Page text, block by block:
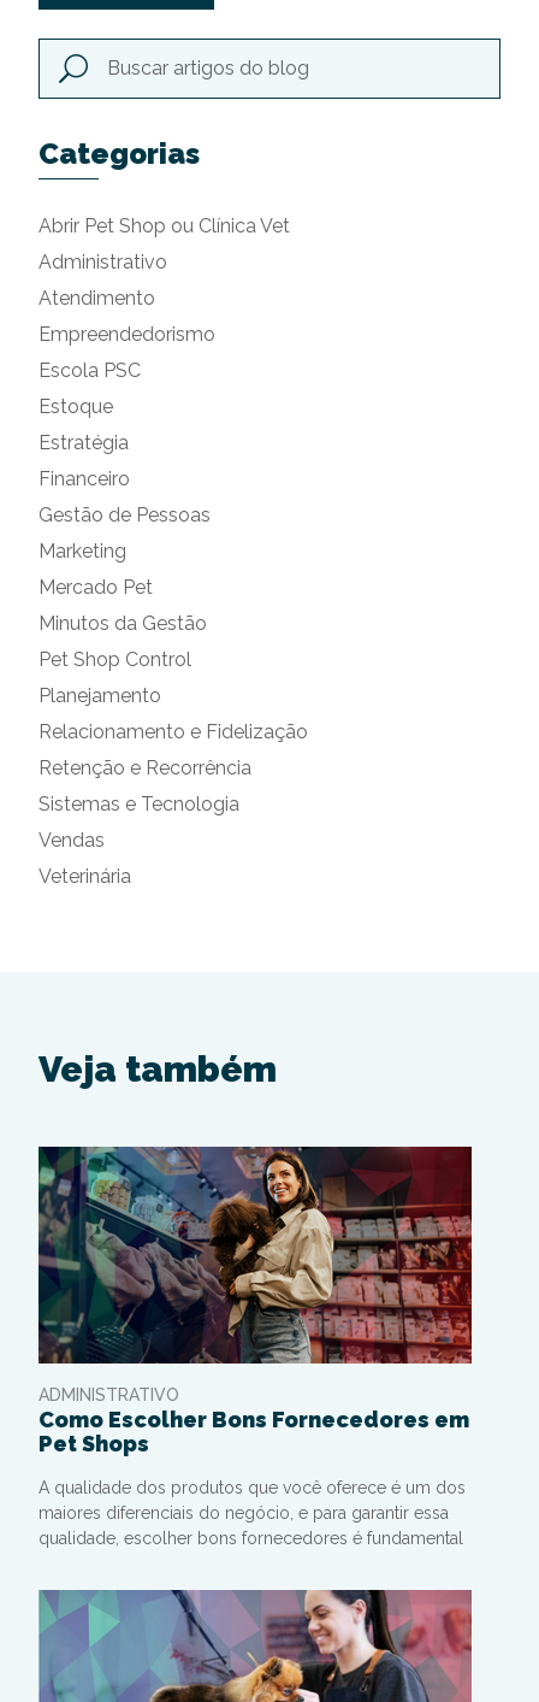
Categorias
Abrir Pet Shop ou Clínica Vet
Administrativo
Atendimento
Empreendedorismo
Escola PSC
Estoque
Estratégia
Financeiro
Gestão de Pessoas
Marketing
Mercado Pet
Minutos da Gestão
Pet Shop Control
Planejamento
Relacionamento e Fidelização
Retenção e Recorrência
Sistemas e Tecnologia
Vendas
Veterinária
Veja também
ADMINISTRATIVO
Como Escolher Bons Fornecedores em
Pet Shops
A qualidade dos produtos que você oferece é um dos
maiores diferenciais do negócio, e para garantir essa
qualidade, escolher bons fornecedores é fundamental